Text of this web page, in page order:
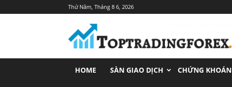
Thứ Năm, Tháng 8 6, 2026
Trang
Tin
Tức
Đầu
HOME SÀN GIAO DỊCH CHỨNG KHOÁN